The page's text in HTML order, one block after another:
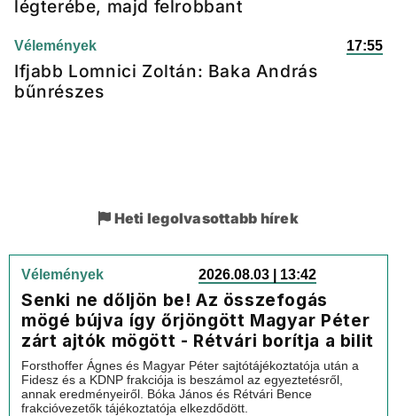
légterébe, majd felrobbant
Vélemények 17:55
Ifjabb Lomnici Zoltán: Baka András
bűnrészes
Heti legolvasottabb hírek
Vélemények 2026.08.03 | 13:42
Senki ne dőljön be! Az összefogás
mögé bújva így őrjöngött Magyar Péter
zárt ajtók mögött - Rétvári borítja a bilit
Forsthoffer Ágnes és Magyar Péter sajtótájékoztatója után a
Fidesz és a KDNP frakciója is beszámol az egyeztetésről,
annak eredményeiről. Bóka János és Rétvári Bence
frakcióvezetők tájékoztatója elkezdődött.